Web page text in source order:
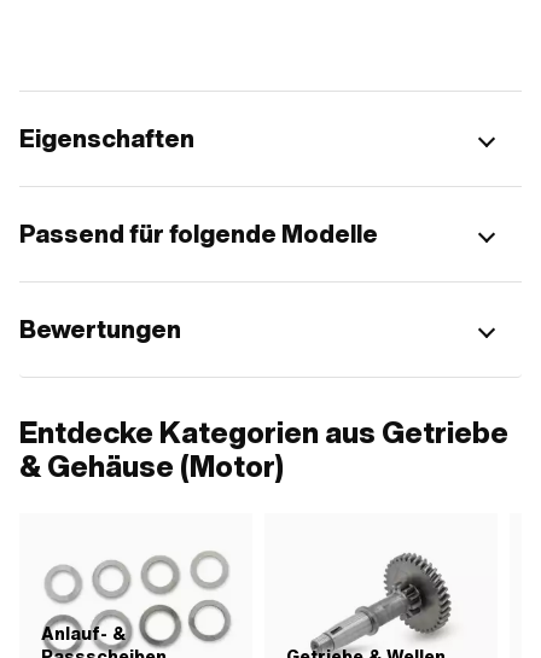
Eigenschaften
Passend für folgende Modelle
Bewertungen
Entdecke Kategorien aus Getriebe
& Gehäuse (Motor)
Anlauf- &